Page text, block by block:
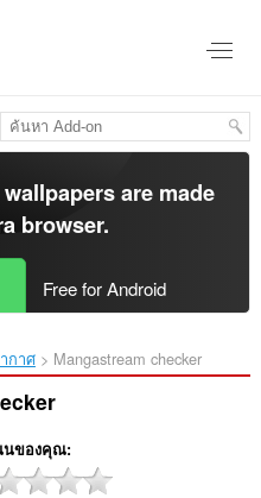
are made
browser.
Free for Android
กาศ Mangastream checker‎
นของคุณ